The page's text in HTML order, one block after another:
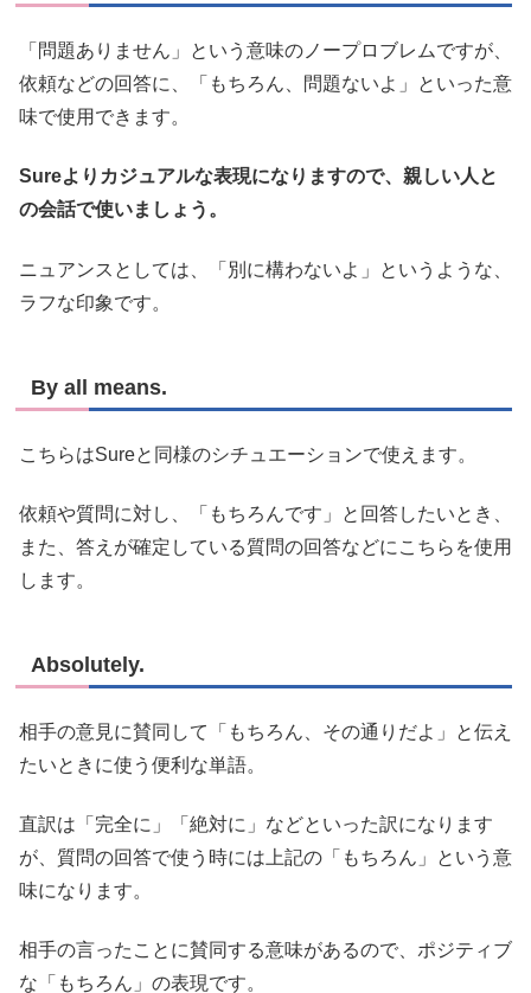
「問題ありません」という意味のノープロブレムですが、
依頼などの回答に、「もちろん、問題ないよ」といった意
味で使用できます。
Sureよりカジュアルな表現になりますので、親しい人と
の会話で使いましょう。
ニュアンスとしては、「別に構わないよ」というような、
ラフな印象です。
By all means.
こちらはSureと同様のシチュエーションで使えます。
依頼や質問に対し、「もちろんです」と回答したいとき、
また、答えが確定している質問の回答などにこちらを使用
します。
Absolutely.
相手の意見に賛同して「もちろん、その通りだよ」と伝え
たいときに使う便利な単語。
直訳は「完全に」「絶対に」などといった訳になります
が、質問の回答で使う時には上記の「もちろん」という意
味になります。
相手の言ったことに賛同する意味があるので、ポジティブ
な「もちろん」の表現です。